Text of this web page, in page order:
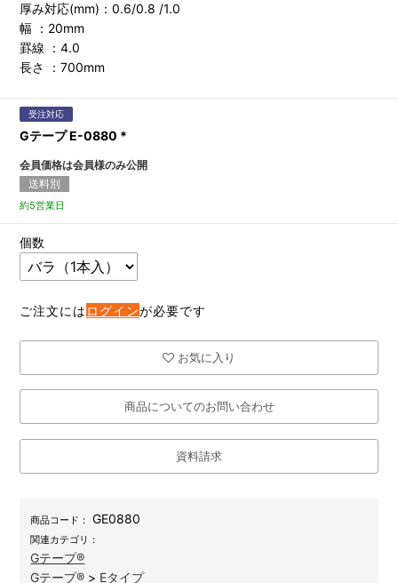
厚み対応(mm)：0.6/0.8 /1.0
幅 ：20mm
罫線 ：4.0
長さ ：700mm
受注対応
Gテープ E-0880 *
会員価格は会員様のみ公開
送料別
約5営業日
個数
ご注文には ログインが必要です
お気に入り
商品についてのお問い合わせ
資料請求
商品コード： GE0880
関連カテゴリ：
Gテープ®
Gテープ® > Eタイプ